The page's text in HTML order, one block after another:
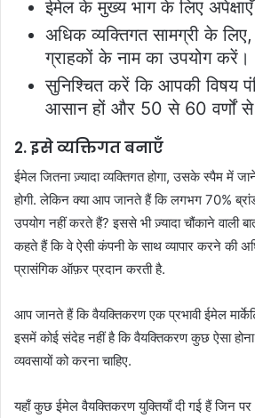
ईमेल के मुख्य भाग के लिए
अधिक व्यक्तिगत सामग्री के
ग्राहकों के नाम का उपयोग करें।
सुनिश्चित करें कि आपकी विषय
आसान हों और 50 से 60 वर्णों
2. इसे व्यक्तिगत बनाएँ
ईमेल जितना ज़्यादा व्यक्तिगत होगा, उसके स्पैम में
होगी. लेकिन क्या आप जानते हैं कि लगभग 70%
उपयोग नहीं करते हैं? इससे भी ज़्यादा चौंकाने वाली
कहते हैं कि वे ऐसी कंपनी के साथ व्यापार करने की
प्रासंगिक ऑफ़र प्रदान करती है.
आप जानते हैं कि वैयक्तिकरण एक प्रभावी ईमेल
इसमें कोई संदेह नहीं है कि वैयक्तिकरण कुछ ऐसा होना
व्यवसायों को करना चाहिए.
यहाँ कुछ ईमेल वैयक्तिकरण युक्तियाँ दी गई हैं जिन